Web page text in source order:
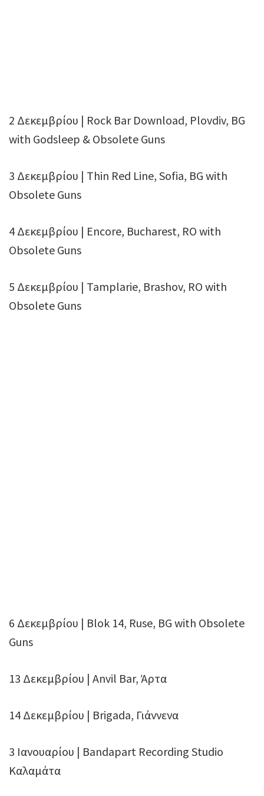
2 Δεκεμβρίου | Rock Bar Download, Plovdiv, BG
with Godsleep & Obsolete Guns
3 Δεκεμβρίου | Thin Red Line, Sofia, BG with
Obsolete Guns
4 Δεκεμβρίου | Encore, Bucharest, RO with
Obsolete Guns
5 Δεκεμβρίου | Tamplarie, Brashov, RO with
Obsolete Guns
6 Δεκεμβρίου | Blok 14, Ruse, BG with Obsolete
Guns
13 Δεκεμβρίου | Anvil Bar, Άρτα
14 Δεκεμβρίου | Brigada, Γιάννενα
3 Ιανουαρίου | Bandapart Recording Studio
Καλαμάτα